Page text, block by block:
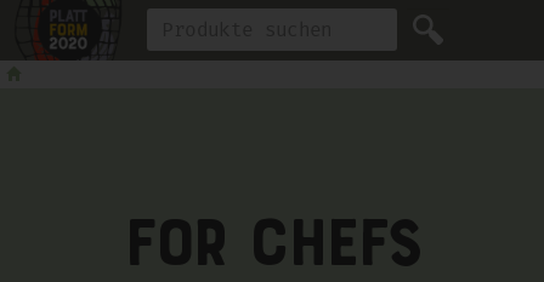
Produkt
For Chefs